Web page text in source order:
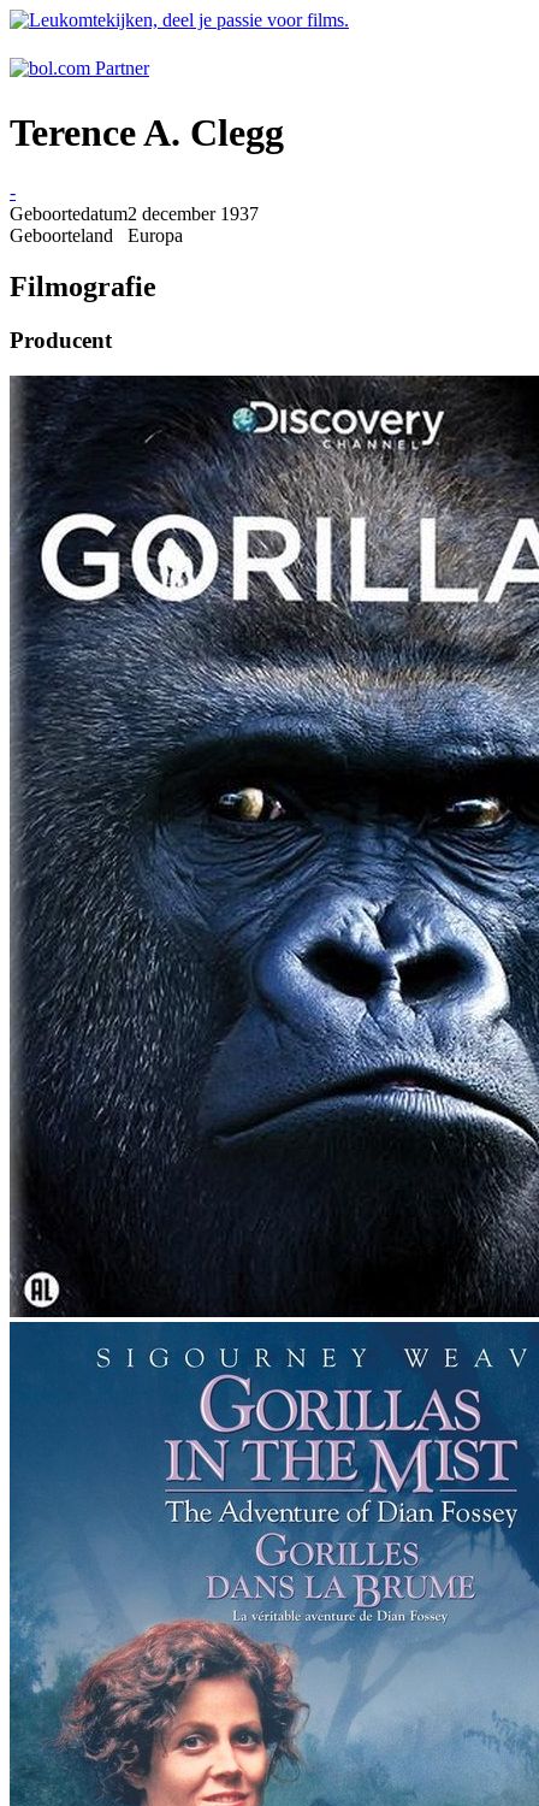
Terence A. Clegg
-
Geboortedatum2 december 1937
Geboorteland
Europa
Filmografie
Producent